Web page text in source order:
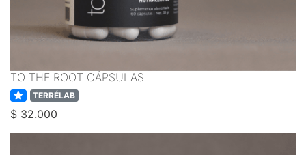
TO THE ROOT CÁPSULAS
TERRÉLAB
$ 32.000